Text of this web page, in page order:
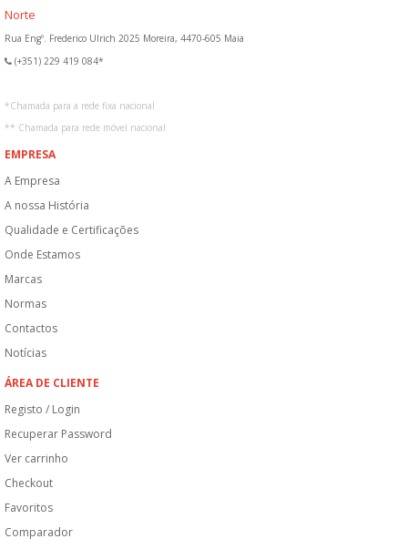
Norte
Rua Engº. Frederico Ulrich 2025 Moreira, 4470-605 Maia
(+351) 229 419 084*
*Chamada para a rede fixa nacional
** Chamada para rede móvel nacional
EMPRESA
A Empresa
A nossa História
Qualidade e Certificações
Onde Estamos
Marcas
Normas
Contactos
Notícias
ÁREA DE CLIENTE
Registo / Login
Recuperar Password
Ver carrinho
Checkout
Favoritos
Comparador